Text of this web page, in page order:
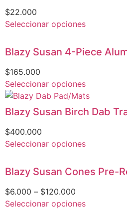
$22.000
Seleccionar opciones
Blazy Susan 4-Piece
$165.000
Seleccionar opciones
Blazy Susan Birch Dab
$400.000
Seleccionar opciones
Blazy Susan Cones Pre-
$6.000 – $120.000
Seleccionar opciones